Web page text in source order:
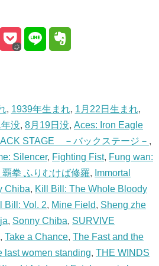
, 1939年生まれ, 1月22日生まれ,
没, 8月19日没, Aces: Iron Eagle
STAGE －バックステージ－ ,
Silencer, Fighting Fist, Fung wan:
覇拳 ふりむけば修羅, Immortal
Chiba, Kill Bill: The Whole Bloody
Bill: Vol. 2, Mine Field, Sheng zhe
, Sonny Chiba, SURVIVE
, Take a Chance, The Fast and the
last women standing, THE WINDS